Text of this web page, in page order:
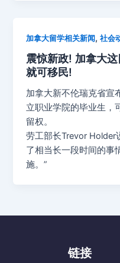
加拿大留学相关新闻 ,社会
震惊新政! 加拿大这
就可移民!
加拿大新不伦瑞克省宣
立职业学院的毕业生，
留权。
劳工部长Trevor Holder
了相当长一段时间的事
施。”
链接